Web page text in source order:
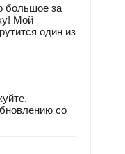
большое за
Мой
один из
со